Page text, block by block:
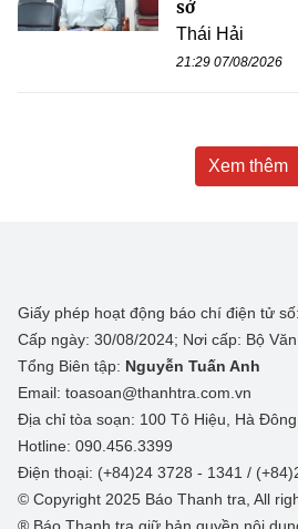
sở
Thái Hải
21:29 07/08/2026
Xem thêm
Giấy phép hoạt động báo chí điện tử
Cấp ngày: 30/08/2024; Nơi cấp: Bộ
Tổng Biên tập: Nguyễn Tuấn Anh
Email: toasoan@thanhtra.com.vn
Địa chỉ tòa soạn: 100 Tô Hiệu, Hà
Hotline: 090.456.3399
Điện thoại: (+84)24 3728 - 1341 /
© Copyright 2025 Báo Thanh tra, All
® Báo Thanh tra giữ bản quyền nội